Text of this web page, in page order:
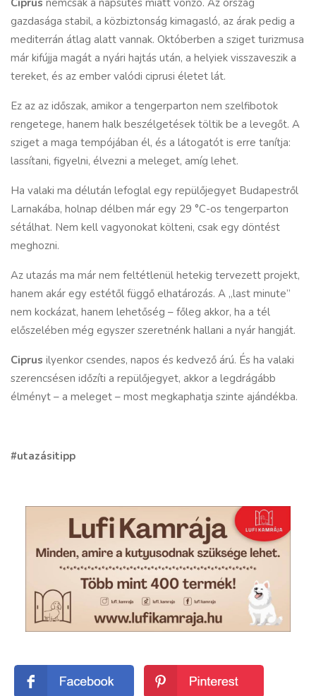
gazdasága stabil, a közbiztonság kimagasló, az árak pedig a
mediterrán átlag alatt vannak. Októberben a sziget turizmusa
már kifújja magát a nyári hajtás után, a helyiek visszaveszik a
tereket, és az ember valódi ciprusi életet lát.
Ez az az időszak, amikor a tengerparton nem szelfibotok
rengetege, hanem halk beszélgetések töltik be a levegőt. A
sziget a maga tempójában él, és a látogatót is erre tanítja:
lassítani, figyelni, élvezni a meleget, amíg lehet.
Ha valaki ma délután lefoglal egy repülőjegyet Budapestről
Larnakába, holnap délben már egy 29 °C-os tengerparton
sétálhat. Nem kell vagyonokat költeni, csak egy döntést
meghozni.
Az utazás ma már nem feltétlenül hetekig tervezett projekt,
hanem akár egy estétől függő elhatározás. A „last minute”
nem kockázat, hanem lehetőség – főleg akkor, ha a tél
előszelében még egyszer szeretnénk hallani a nyár hangját.
Ciprus ilyenkor csendes, napos és kedvező árú. És ha valaki
szerencsésen időzíti a repülőjegyet, akkor a legdrágább
élményt – a meleget – most megkaphatja szinte ajándékba.
#utazásitipp